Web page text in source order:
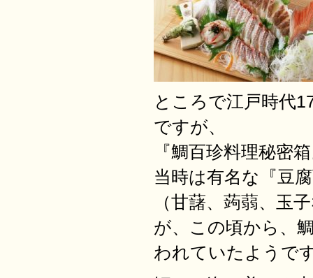
ところで江戸時代
ですが、
『鯛百珍料理秘密
当時は有名な『豆
（甘藷、蒟蒻、玉
が、この頃から、
われていたようで